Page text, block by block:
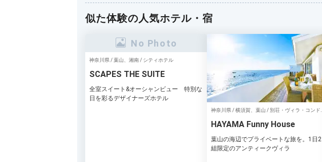
似た体験の人気ホテル・宿
神奈川県 / 葉山、湘南 / シティホテル
SCAPES THE SUITE
全室スイート&オーシャンビュー 特別な
日を彩るデザイナーズホテル
神奈川県 / 横須賀、葉山 / 別荘・ヴィラ・コンド
HAYAMA Funny House
葉山の海辺でプライベートな旅を。1日2
組限定のアンティークヴィラ